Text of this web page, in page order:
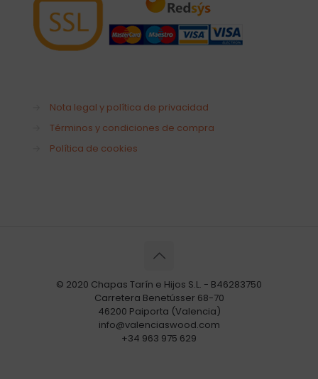
Nota legal y política de privacidad
Términos y condiciones de compra
Política de cookies
© 2020 Chapas Tarín e Hijos S.L. - B46283750
Carretera Benetússer 68-70
46200 Paiporta (Valencia)
info@valenciaswood.com
+34 963 975 629